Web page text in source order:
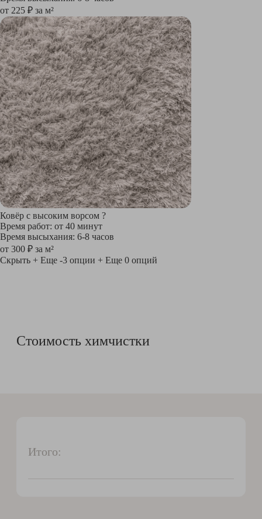
от 225 ₽ за м²
Ковёр с высоким ворсом ?
Время работ: от 40 минут
Время высыхания: 6-8 часов
от 300 ₽ за м²
Скрыть + Еще -3 опции + Еще 0 опций
Стоимость химчистки
Итого: